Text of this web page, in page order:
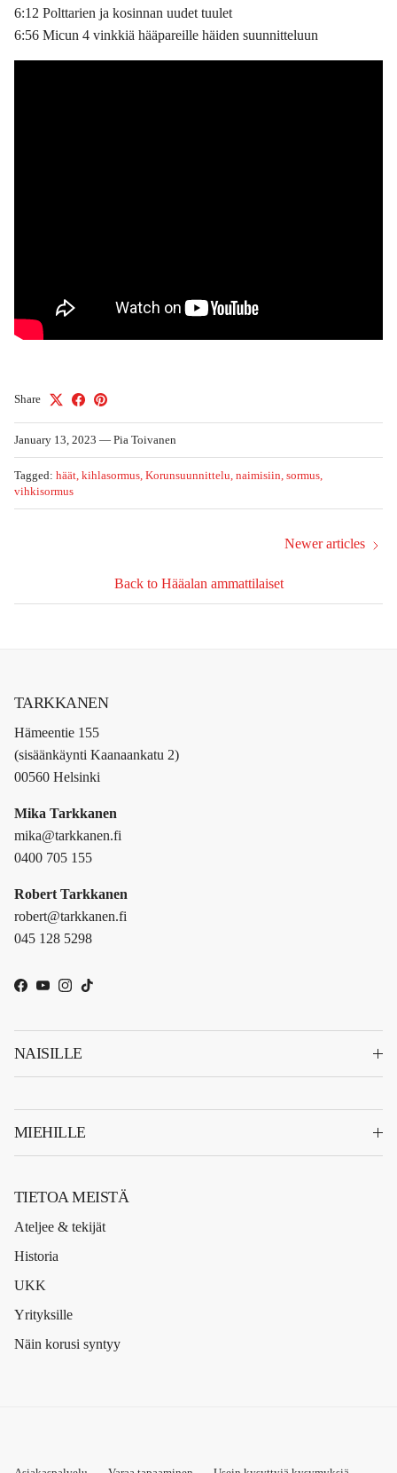
6:12 Polttarien ja kosinnan uudet tuulet
6:56 Micun 4 vinkkiä hääpareille häiden suunnitteluun
Share
January 13, 2023 — Pia Toivanen
Tagged: häät kihlasormus Korunsuunnittelu naimisiin sormus
vihkisormus
Back to Hääalan ammattilaiset
Newer articles
TARKKANEN
Hämeentie 155
(sisäänkäynti Kaanaankatu 2)
00560 Helsinki
Mika Tarkkanen
mika@tarkkanen.fi
0400 705 155
Robert Tarkkanen
robert@tarkkanen.fi
045 128 5298
Facebook
YouTube
Instagram
TikTok
NAISILLE
MIEHILLE
TIETOA MEISTÄ
Ateljee & tekijät
Historia
UKK
Yrityksille
Näin korusi syntyy